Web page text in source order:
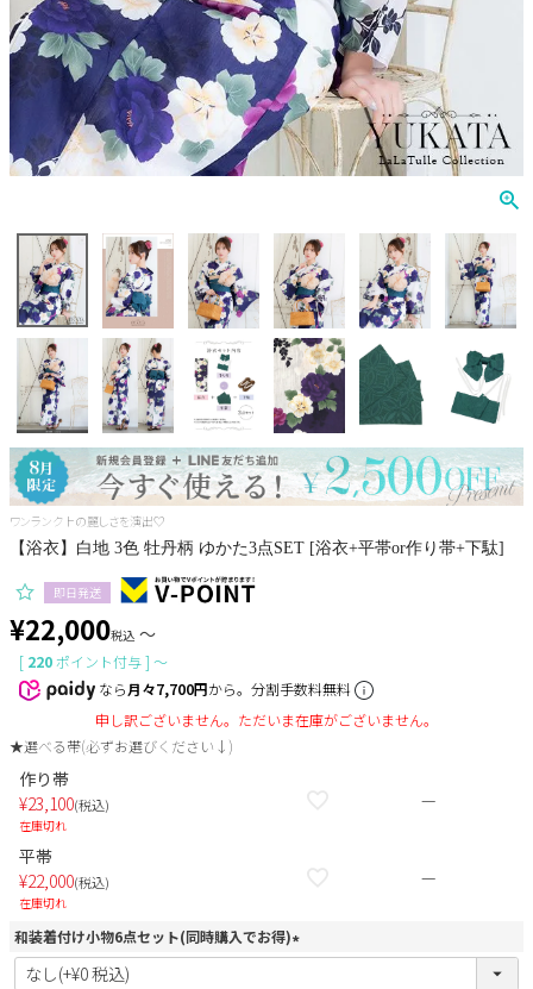
an
GLAMOROUS
JENNNY
COMEX
Rechercher
Pleaser
浴衣
ワンランク上の麗しさを演出♡
【浴衣】白地 3色 牡丹柄 ゆかた3点SET [浴衣+平帯or作り帯+下駄]
即日発送
¥22,000税込 〜
[ 220ポイント付与 ] 〜
なら月々7,700円から。分割手数料無料
申し訳ございません。ただいま在庫がございません。
★選べる帯(必ずお選びください↓)
作り帯
¥23,100 税込
在庫切れ
—
平帯
¥22,000 税込
在庫切れ
—
和装着付け小物6点セット(同時購入でお得)
(